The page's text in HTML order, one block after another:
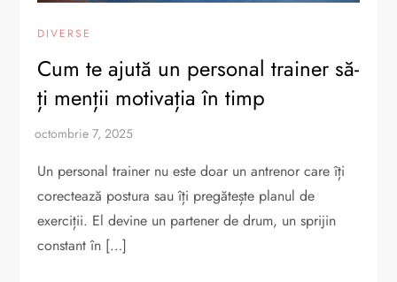
DIVERSE
Cum te ajută un personal trainer să-
ți menții motivația în timp
Un personal trainer nu este doar un antrenor care îți
corectează postura sau îți pregătește planul de
exerciții. El devine un partener de drum, un sprijin
constant în […]